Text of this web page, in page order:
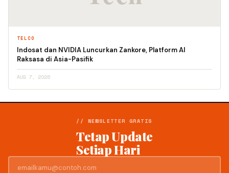
TELCO
Indosat dan NVIDIA Luncurkan Zankore, Platform AI
Raksasa di Asia-Pasifik
AUG 7, 2026
// NEWSLETTER GRATIS
Tetap Update
Setiap Hari